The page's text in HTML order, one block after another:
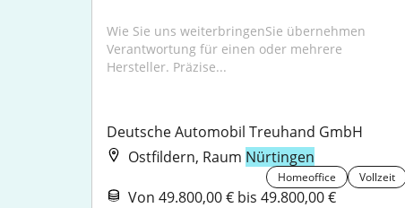
Wie Sie uns weiterbringenSie übernehmen
Verantwortung für einen oder mehrere
Hersteller. Präzise...
Deutsche Automobil Treuhand GmbH
Ostfildern, Raum Nürtingen
Homeoffice Vollzeit
Von 49.800,00 € bis 49.800,00 €